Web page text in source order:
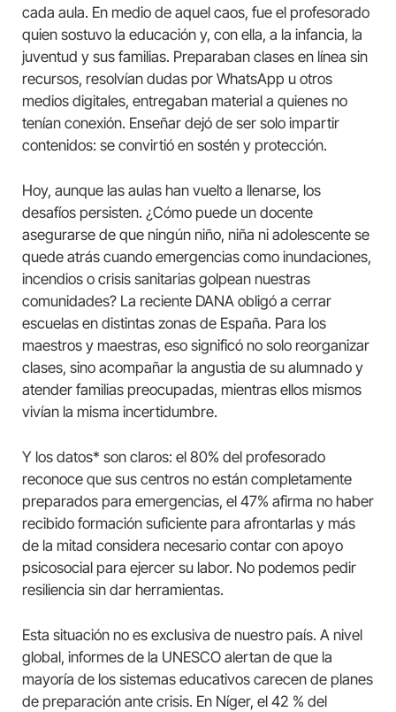
cada aula. En medio de aquel caos, fue el profesorado
quien sostuvo la educación y, con ella, a la infancia, la
juventud y sus familias. Preparaban clases en línea sin
recursos, resolvían dudas por WhatsApp u otros
medios digitales, entregaban material a quienes no
tenían conexión. Enseñar dejó de ser solo impartir
contenidos: se convirtió en sostén y protección.
Hoy, aunque las aulas han vuelto a llenarse, los
desafíos persisten. ¿Cómo puede un docente
asegurarse de que ningún niño, niña ni adolescente se
quede atrás cuando emergencias como inundaciones,
incendios o crisis sanitarias golpean nuestras
comunidades? La reciente DANA obligó a cerrar
escuelas en distintas zonas de España. Para los
maestros y maestras, eso significó no solo reorganizar
clases, sino acompañar la angustia de su alumnado y
atender familias preocupadas, mientras ellos mismos
vivían la misma incertidumbre.
Y los datos* son claros: el 80% del profesorado
reconoce que sus centros no están completamente
preparados para emergencias, el 47% afirma no haber
recibido formación suficiente para afrontarlas y más
de la mitad considera necesario contar con apoyo
psicosocial para ejercer su labor. No podemos pedir
resiliencia sin dar herramientas.
Esta situación no es exclusiva de nuestro país. A nivel
global, informes de la UNESCO alertan de que la
mayoría de los sistemas educativos carecen de planes
de preparación ante crisis. En Níger, el 42 % del